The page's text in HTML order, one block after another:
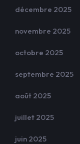
décembre 2025
novembre 2025
octobre 2025
septembre 2025
août 2025
juillet 2025
juin 2025